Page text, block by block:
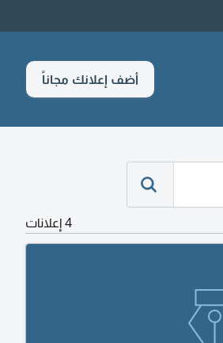
أضف إعلانك مجاناً
4 إعلانات